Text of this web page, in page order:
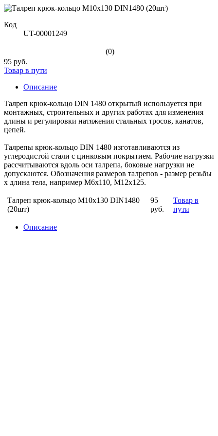
Код
UT-00001249
(0)
95 руб.
Товар в пути
Описание
Талреп крюк-кольцо DIN 1480 открытый используется при
монтажных, строительных и других работах для изменения
длины и регулировки натяжения стальных тросов, канатов,
цепей.
Талрепы крюк-кольцо DIN 1480 изготавливаются из
углеродистой стали с цинковым покрытием. Рабочие нагрузки
рассчитываются вдоль оси талрепа, боковые нагрузки не
допускаются. Обозначения размеров талрепов - размер резьбы
х длина тела, например М6х110, M12x125.
Талреп крюк-кольцо М10х130 DIN1480
(20шт)
95
руб.
Товар в
пути
Описание